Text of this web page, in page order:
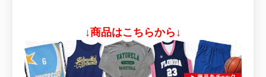
↓商品はこちらから↓